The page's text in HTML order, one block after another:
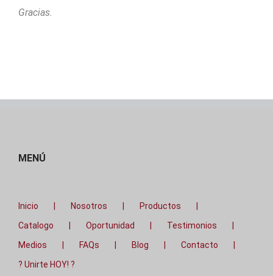
Gracias.
MENÚ
Inicio Nosotros
Productos
Catalogo
Oportunidad
Testimonios
Medios
FAQs Blog
Contacto
? Unirte HOY! ?